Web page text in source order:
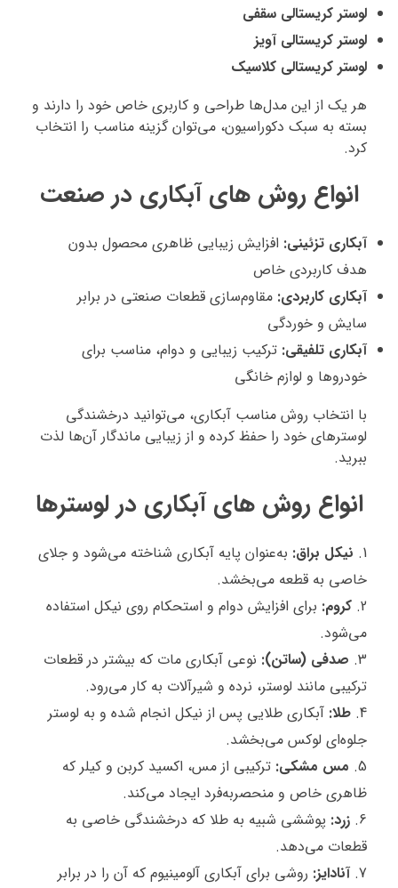
لوستر کریستالی سقفی
لوستر کریستالی آویز
لوستر کریستالی کلاسیک
هر یک از این مدل‌ها طراحی و کاربری خاص خود را دارند و
بسته به سبک دکوراسیون، می‌توان گزینه مناسب را انتخاب
کرد.
انواع روش‌ های آبکاری در صنعت
آبکاری تزئینی: افزایش زیبایی ظاهری محصول بدون
هدف کاربردی خاص
آبکاری کاربردی: مقاوم‌سازی قطعات صنعتی در برابر
سایش و خوردگی
آبکاری تلفیقی: ترکیب زیبایی و دوام، مناسب برای
خودروها و لوازم خانگی
با انتخاب روش مناسب آبکاری، می‌توانید درخشندگی
لوسترهای خود را حفظ کرده و از زیبایی ماندگار آن‌ها لذت
ببرید.
انواع روش‌ های آبکاری در لوسترها
نیکل براق: به‌عنوان پایه آبکاری شناخته می‌شود و جلای
خاصی به قطعه می‌بخشد.
کروم: برای افزایش دوام و استحکام روی نیکل استفاده
می‌شود.
صدفی (ساتن): نوعی آبکاری مات که بیشتر در قطعات
ترکیبی مانند لوستر، نرده و شیرآلات به کار می‌رود.
طلا: آبکاری طلایی پس از نیکل انجام شده و به لوستر
جلوه‌ای لوکس می‌بخشد.
مس مشکی: ترکیبی از مس، اکسید کربن و کیلر که
ظاهری خاص و منحصر‌به‌فرد ایجاد می‌کند.
زرد: پوششی شبیه به طلا که درخشندگی خاصی به
قطعات می‌دهد.
آنادایز: روشی برای آبکاری آلومینیوم که آن را در برابر